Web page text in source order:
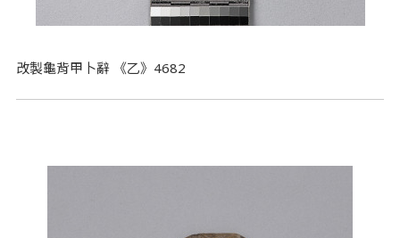
改製龜背甲卜辭 《乙》4682